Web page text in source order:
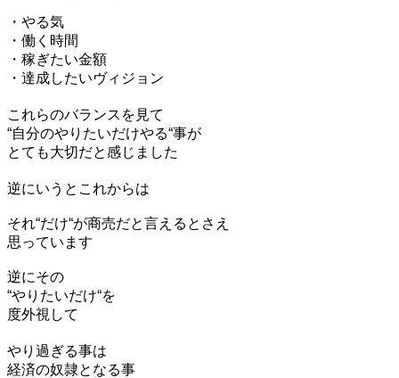
・やる気
・働く時間
・稼ぎたい金額
・達成したいヴィジョン
これらのバランスを見て
“自分のやりたいだけやる“事が
とても大切だと感じました
逆にいうとこれからは
それ“だけ“が商売だと言えるとさえ
思っています
逆にその
“やりたいだけ“を
度外視して
やり過ぎる事は
経済の奴隷となる事